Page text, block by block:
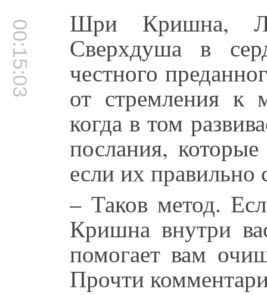
00:15:03 Шри Кришна,
Сверхдуша в
честного
от стремления к
когда в том
послания,
если их
– Таков метод.
Кришна внутри
помогает вам
Прочти